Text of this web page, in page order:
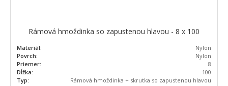
Rámová hmoždinka so zapustenou hlavou - 8 x 100
Materiál:
Nylon
Povrch:
Nylon
Priemer:
8
Dĺžka:
100
Typ:
Rámová hmoždinka + skrutka so zapustenou hlavou